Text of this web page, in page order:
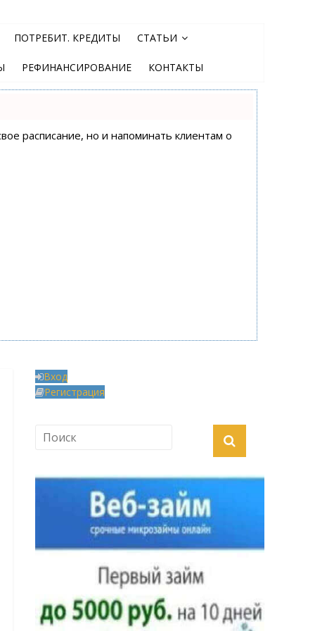
ПОТРЕБИТ. КРЕДИТЫ СТАТЬИ
РЕФИНАНСИРОВАНИЕ КОНТАКТЫ
расписание, но и напоминать клиентам о
Вход
Регистрация